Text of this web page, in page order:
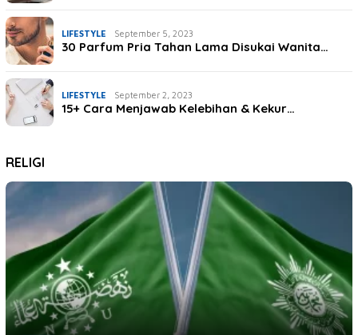
LIFESTYLE September 5, 2023
30 Parfum Pria Tahan Lama Disukai Wanita…
LIFESTYLE September 2, 2023
15+ Cara Menjawab Kelebihan & Kekur…
RELIGI